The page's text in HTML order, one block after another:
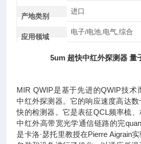
产地类别
进口
应用领域
电子/电池,电气,综合
5um 超快中红外探测器 量
MIR QWIP是基于先进的QWIP技术
中红外探测器。它的响应速度高达
快的检测器。它是表征QCL频率梳
中红外高带宽光学通信链路的完
是卡洛·瑟托里教授在Pierre Aigrain